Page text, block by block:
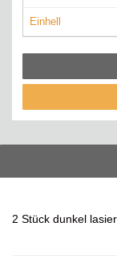
Einhell
2 Stück dunkel